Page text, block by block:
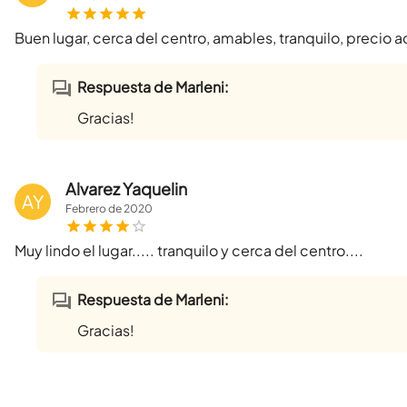
Buen lugar, cerca del centro, amables, tranquilo, precio
Respuesta de Marleni:
Gracias!
AY
Alvarez Yaquelin
Febrerode2020
Muy lindo el lugar..... tranquilo y cerca del centro....
Respuesta de Marleni:
Gracias!